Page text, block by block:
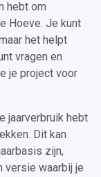
hebt om
Hoeve. Je kunt
het helpt
vragen en
je project voor
jaarverbruik hebt
Dit kan
zijn,
versie waarbij je